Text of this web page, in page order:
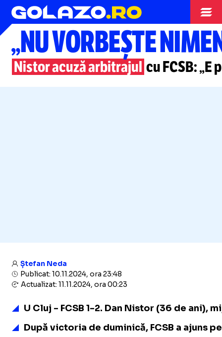
Superliga
„NU VORBEȘTE
Nistor acuză arbitrajul cu FCSB:
Ștefan Neda
Publicat: 10.11.2024, ora 23:48
Actualizat: 11.11.2024, ora 00:23
U Cluj - FCSB 1-2. Dan Nistor (36 de
După victoria de duminică, FCSB a ajuns